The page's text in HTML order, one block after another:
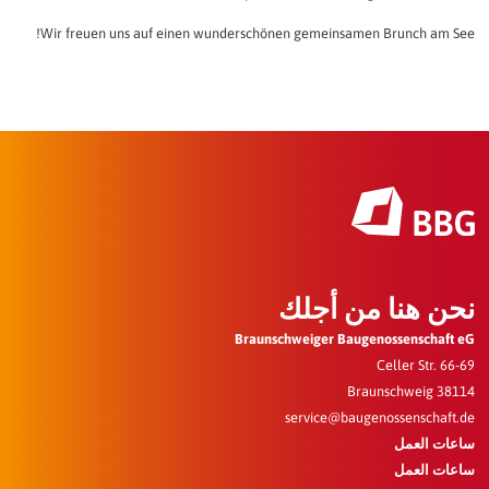
Wir freuen uns auf einen wunderschönen gemeinsamen Brunch am See!
نحن هنا من أجلك
Braunschweiger Baugenossenschaft eG
Celler Str. 66-69
38114 Braunschweig
service@baugenossenschaft.de
ساعات العمل
ساعات العمل